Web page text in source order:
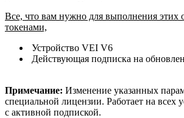
Все, что вам нужно для выполнения этих
токенами,
Устройство VEI V6
Действующая подписка на
Примечание: Изменение указанных
специальной лицензии. Работает на всех
с активной подпиской.